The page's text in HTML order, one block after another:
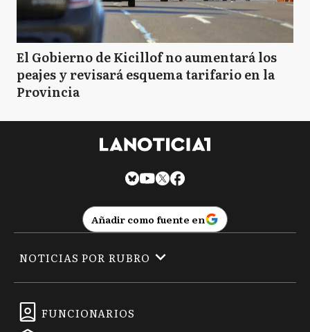
El Gobierno de Kicillof no aumentará los
peajes y revisará esquema tarifario en la
Provincia
Añadir como fuente en
FUNCIONARIOS
NOTICIAS POR RUBRO